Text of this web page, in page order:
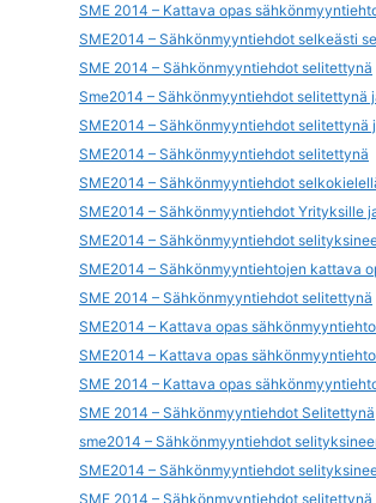
SME 2014 – Kattava opas
SME2014 – Sähkönmyyntiehdot selkeästi
SME 2014 – Sähkönmyyntiehdot selitettynä
Sme2014 – Sähkönmyyntiehdot selitettynä
SME2014 – Sähkönmyyntiehdot selitettynä
SME2014 – Sähkönmyyntiehdot selitettynä
SME2014 – Sähkönmyyntiehdot
SME2014 – Sähkönmyyntiehdot Yrityksille
SME2014 – Sähkönmyyntiehdot
SME2014 – Sähkönmyyntiehtojen kattava
SME 2014 – Sähkönmyyntiehdot selitettynä
SME2014 – Kattava opas
SME2014 – Kattava opas
SME 2014 – Kattava opas
SME 2014 – Sähkönmyyntiehdot Selitettynä
sme2014 – Sähkönmyyntiehdot
SME2014 – Sähkönmyyntiehdot
SME 2014 – Sähkönmyyntiehdot selitettynä